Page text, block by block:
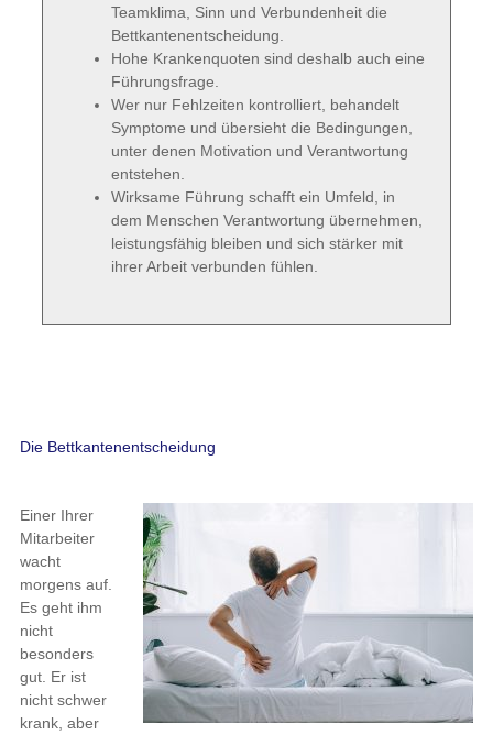
Teamklima, Sinn und Verbundenheit die
Bettkantenentscheidung.
Hohe Krankenquoten sind deshalb auch eine
Führungsfrage.
Wer nur Fehlzeiten kontrolliert, behandelt
Symptome und übersieht die Bedingungen,
unter denen Motivation und Verantwortung
entstehen.
Wirksame Führung schafft ein Umfeld, in
dem Menschen Verantwortung übernehmen,
leistungsfähig bleiben und sich stärker mit
ihrer Arbeit verbunden fühlen.
Die Bettkantenentscheidung
Einer Ihrer
Mitarbeiter
wacht
morgens auf.
Es geht ihm
nicht
besonders
gut. Er ist
nicht schwer
krank, aber